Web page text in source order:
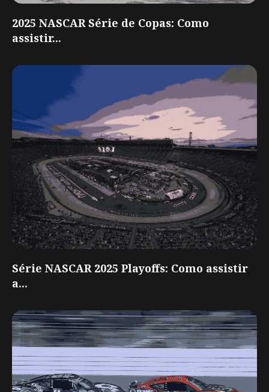
2025 NASCAR Série de Copas: Como
assistir...
Série NASCAR 2025 Playoffs: Como assistir
a...